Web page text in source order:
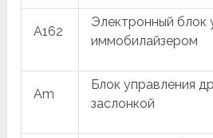
A162
Электронный блок
иммобилайзером
Am
Блок управления
заслонкой